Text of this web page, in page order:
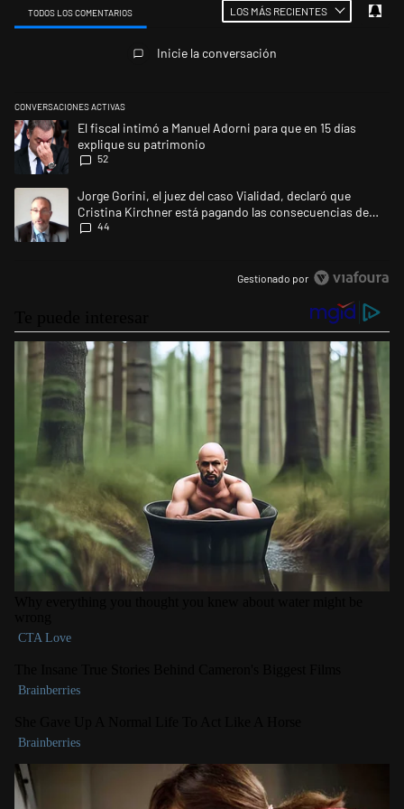
TODOS LOS COMENTARIOS LOS MÁS RECIENTES
Inicie la conversación
CONVERSACIONES ACTIVAS
Este listado muestra los artículos con más comentarios en los últimos
Un artículo de tendencia con el título "El fiscal intimó a Manuel Adorni
El fiscal intimó a Manuel Adorni para que en 15 días
explique su patrimonio
52
Un artículo de tendencia con el título "Jorge Gorini, el juez del caso
Jorge Gorini, el juez del caso Vialidad, declaró que
Cristina Kirchner está pagando las consecuencias de
cometer "un delito comprobado"
44
Gestionado por